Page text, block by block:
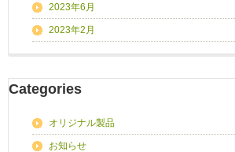
2023年6月
2023年2月
Categories
オリジナル製品
お知らせ